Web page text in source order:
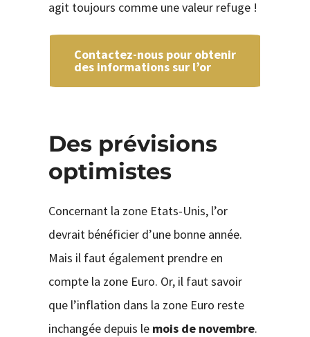
agit toujours comme une valeur refuge !
Contactez-nous pour obtenir
des informations sur l’or
Des prévisions
optimistes
Concernant la zone Etats-Unis, l’or
devrait bénéficier d’une bonne année.
Mais il faut également prendre en
compte la zone Euro. Or, il faut savoir
que l’inflation dans la zone Euro reste
inchangée depuis lemois de novembre.